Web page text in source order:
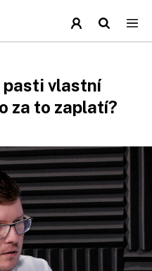
pasti vlastní
za to zaplatí?